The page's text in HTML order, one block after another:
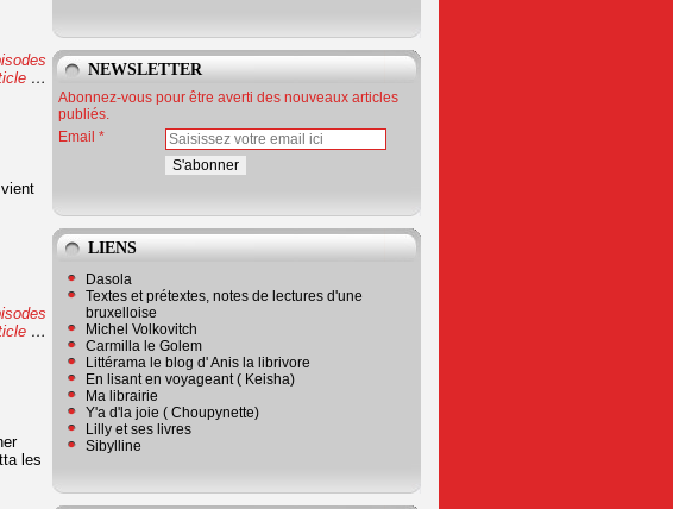
…
…
les
NEWSLETTER
Abonnez-vous pour être averti des nouveaux articles
publiés.
Email
LIENS
Dasola
Textes et prétextes, notes de lectures d'une
bruxelloise
Michel Volkovitch
Carmilla le Golem
Littérama le blog d' Anis la librivore
En lisant en voyageant ( Keisha)
Ma librairie
Y'a d'la joie ( Choupynette)
Lilly et ses livres
Sibylline